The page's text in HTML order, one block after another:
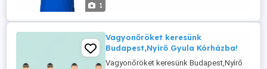
1
Vagyonőröket keresünk
Budapest,Nyírő Gyula Kórházba!
Vagyonőröket keresünk Budapest,Nyírő